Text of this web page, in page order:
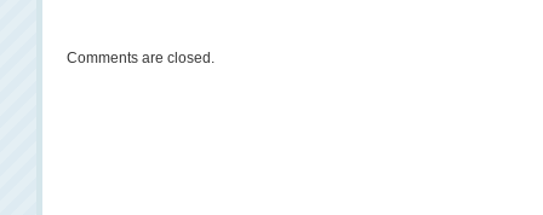
Comments are closed.